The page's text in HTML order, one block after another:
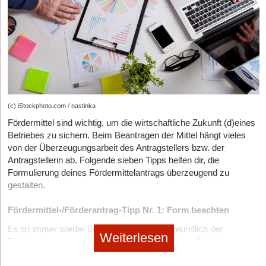
Antragstellenden kein Geld durch Verjährung verlieren.
5. Finanzielle Vorleistung für Fördermittelberatung
Ein häufiger Irrglaube ist, dass Fördermittelberatung hohe
Vorabkosten verursacht. In der Praxis arbeiten seriöse
Berater*innen erfolgsbasiert – es entstehen keine finanziellen
Risiken für die Unternehmen.
(c) iStockphoto.com / nastinka
Fördermittel sind wichtig, um die wirtschaftliche Zukunft (d)eines
Betriebes zu sichern. Beim Beantragen der Mittel hängt vieles
von der Überzeugungsarbeit des Antragstellers bzw. der
Antragstellerin ab. Folgende sieben Tipps helfen dir, die
Formulierung deines Fördermittelantrags überzeugend zu
gestalten.
Fördermittel-/Förderantrag-Tipp Nr. 1: Form beachten
Es ist immer wieder überraschend, wie unfreundlich der
Förderantrag manchmal gestellt wird. Schlechte Struktur,
schlechte Lesbarkeit, verwirrende Quellen, Verzicht auf
Weiterlesen